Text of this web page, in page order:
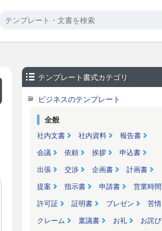
テンプレート書式カテゴリ
ビジネスのテンプレート
全般
社内文書 社内資料 報告書
会議 依頼 挨拶 申込書
出張 交渉 企画書 計画書
提案 指示書 申請書 営業時間
許可証 証明書 プレゼン 苦情
クレーム 稟議書 お礼 お詫び